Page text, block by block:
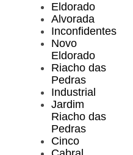
Eldorado
Alvorada
Inconfidentes
Novo
Eldorado
Riacho das
Pedras
Industrial
Jardim
Riacho das
Pedras
Cinco